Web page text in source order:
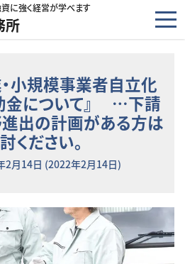
に強く経営が学べます
所
小規模事業者自立化
金について』 …下請
出の計画がある方は
ください。
2月14日 (2022年2月14日)